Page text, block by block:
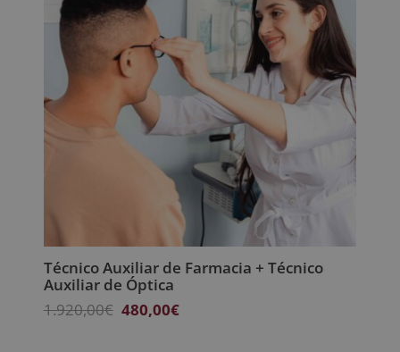
Técnico Auxiliar de Farmacia + Técnico
Auxiliar de Óptica
1.920,00€ El
480,00€El